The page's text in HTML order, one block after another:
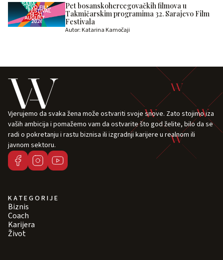
Pet bosanskohercegovačkih filmova u
Takmičarskim programima 32. Sarajevo Film
Festivala
Autor: Katarina Kamočaji
Vjerujemo da svaka žena može ostvariti svoje snove. Zato stojimo iza
vaših ambicija i pomažemo vam da ostvarite što god želite, bilo da se
radi o pokretanju i rastu biznisa ili izgradnji karijere u realnom ili
javnom sektoru.
KATEGORIJE
Biznis
Coach
Karijera
Život